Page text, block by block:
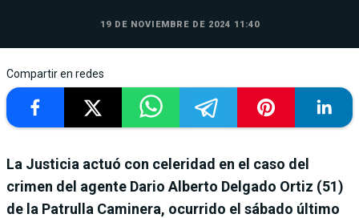
19 DE NOVIEMBRE DE 2024 11:40
Compartir en redes
La Justicia actuó con celeridad en el caso del
crimen del agente Dario Alberto Delgado Ortiz (51)
de la Patrulla Caminera, ocurrido el sábado último